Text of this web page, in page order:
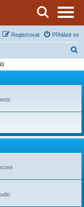
Přihlásit se
Registrovat
d
t